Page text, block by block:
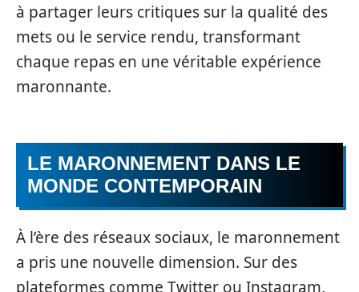
à partager leurs critiques sur la qualité des
mets ou le service rendu, transformant
chaque repas en une véritable expérience
maronnante.
LE MARONNEMENT DANS LE
MONDE CONTEMPORAIN
À l’ère des réseaux sociaux, le maronnement
a pris une nouvelle dimension. Sur des
plateformes comme Twitter ou Instagram,